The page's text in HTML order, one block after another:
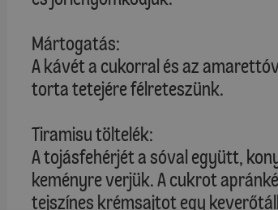
Mártogatás:
A kávét a cukorral és az
torta tetejére félreteszünk.
Tiramisu töltelék:
A tojásfehérjét a sóval együtt,
keményre verjük. A cukrot
tejszínes krémsajtot egy